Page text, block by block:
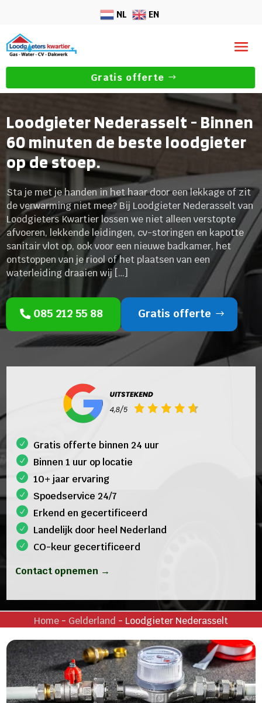
NL EN
Gratis offerte
Loodgieter Nederasselt - Binnen
60 minuten de beste loodgieter
op de stoep.
Sta je met je handen in het haar door een lekkage of zit
de verwarming niet mee? Bij Loodgieter Nederasselt van
Loodgieters Kwartier lossen we niet alleen verstopte
afvoeren, lekkende leidingen, cv-storingen en kapotte
sanitair vlot op, ook voor een nieuwe badkamer, het
ontstoppen van je riool of het plaatsen van een
waterleiding draaien wij […]
085 212 55 88 Gratis offerte
Gratis offerte binnen 24 uur
Binnen 1 uur op locatie
10+ jaar ervaring
Spoedservice 24/7
Erkend en gecertificeerd
Landelijk door heel Nederland
CO-keur gecertificeerd
Contact opnemen →
Home- Gelderland - Loodgieter Nederasselt